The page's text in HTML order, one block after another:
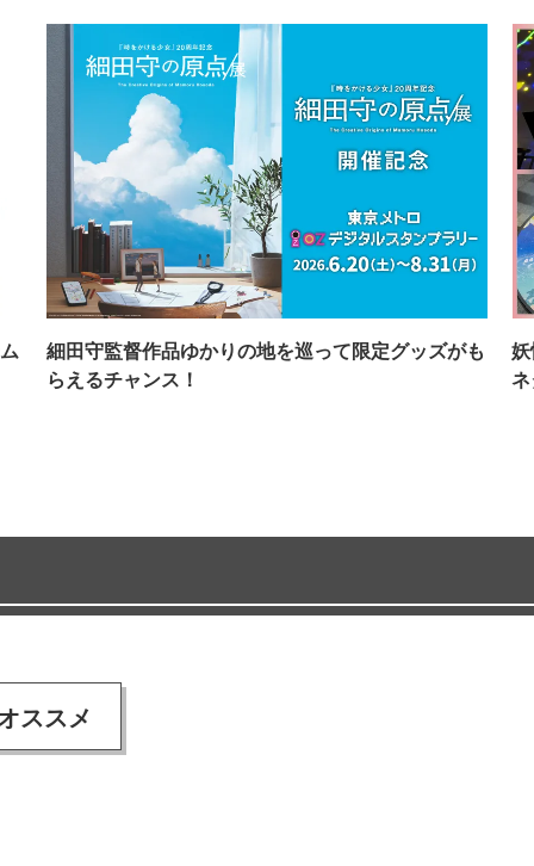
細田守監督作品ゆかりの地を巡って限定グッズがも
らえるチャンス！
ススメ